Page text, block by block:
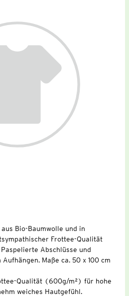
Bio-Baumwolle und in
Frottee-Qualität
Abschlüsse und
Maße ca. 50 x 100 cm
Qualität (600g/m²) für hohe
weiches Hautgefühl.